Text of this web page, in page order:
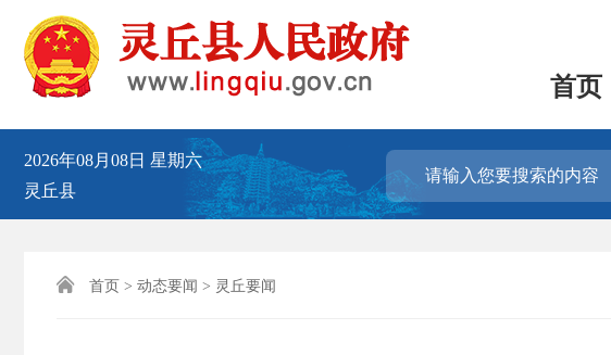
首页
2026年08月08日 星期六
灵丘县
 首页 > 动态要闻 > 灵丘要闻